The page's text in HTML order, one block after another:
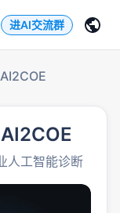
进AI交流群
人工智能诊断